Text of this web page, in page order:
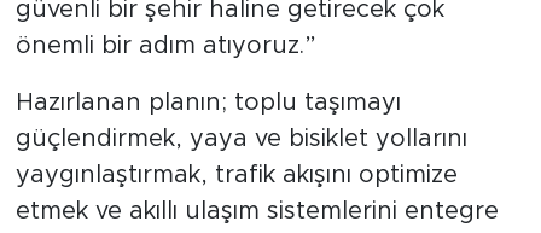
güvenli bir şehir haline getirecek çok
önemli bir adım atıyoruz.”
Hazırlanan planın; toplu taşımayı
güçlendirmek, yaya ve bisiklet yollarını
yaygınlaştırmak, trafik akışını optimize
etmek ve akıllı ulaşım sistemlerini entegre